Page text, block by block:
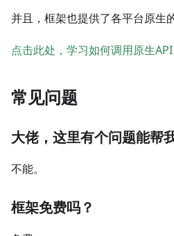
并且，框架也提供了各平台原生的
点击此处，学习如何调用原生API
常见问题
大佬，这里有个问题能帮
不能。
框架免费吗？